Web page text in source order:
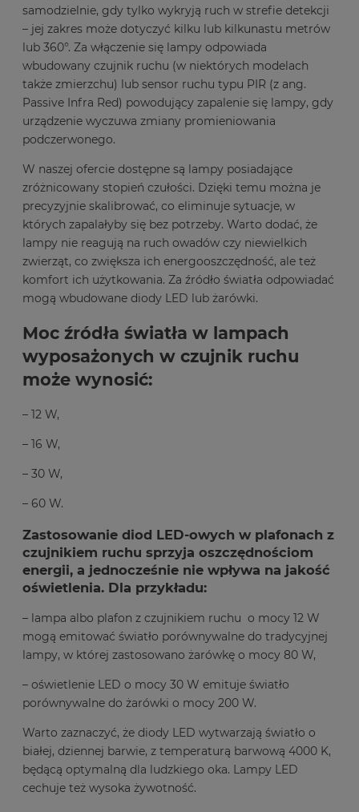
samodzielnie, gdy tylko wykryją ruch w strefie detekcji
– jej zakres może dotyczyć kilku lub kilkunastu metrów
lub 360°. Za włączenie się lampy odpowiada
wbudowany czujnik ruchu (w niektórych modelach
także zmierzchu) lub sensor ruchu typu PIR (z ang.
Passive Infra Red) powodujący zapalenie się lampy, gdy
urządzenie wyczuwa zmiany promieniowania
podczerwonego.
W naszej ofercie dostępne są lampy posiadające
zróżnicowany stopień czułości. Dzięki temu można je
precyzyjnie skalibrować, co eliminuje sytuacje, w
których zapalałyby się bez potrzeby. Warto dodać, że
lampy nie reagują na ruch owadów czy niewielkich
zwierząt, co zwiększa ich energooszczędność, ale też
komfort ich użytkowania. Za źródło światła odpowiadać
mogą wbudowane diody LED lub żarówki.
Moc źródła światła w lampach
wyposażonych w czujnik ruchu
może wynosić:
– 12 W,
– 16 W,
– 30 W,
– 60 W.
Zastosowanie diod LED-owych w plafonach z
czujnikiem ruchu sprzyja oszczędnościom
energii, a jednocześnie nie wpływa na jakość
oświetlenia. Dla przykładu:
– lampa albo plafon z czujnikiem ruchu o mocy 12 W
mogą emitować światło porównywalne do tradycyjnej
lampy, w której zastosowano żarówkę o mocy 80 W,
– oświetlenie LED o mocy 30 W emituje światło
porównywalne do żarówki o mocy 200 W.
Warto zaznaczyć, że diody LED wytwarzają światło o
białej, dziennej barwie, z temperaturą barwową 4000 K,
będącą optymalną dla ludzkiego oka. Lampy LED
cechuje też wysoka żywotność.